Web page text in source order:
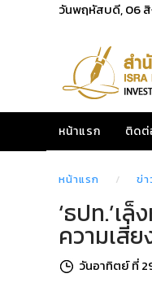
วันพฤหัสบดี, 06
หน้าแรก ติดต่
หน้าแรก ข่า
‘ธปท.’เ
ความเสี่ย
วันอาทิตย์ ที่